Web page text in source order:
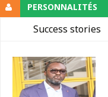
PERSONNALITÉS
Success stories